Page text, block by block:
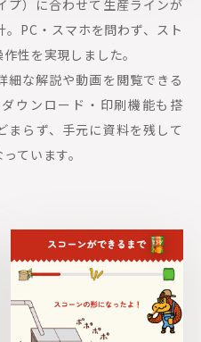
プ）に合わせて生産ラインが
PC・スマホを問わず、スト
性を実現しました。
細な解説や動画を閲覧できる
ウンロード・印刷機能も搭
まらず、手元に資料を残して
ています。